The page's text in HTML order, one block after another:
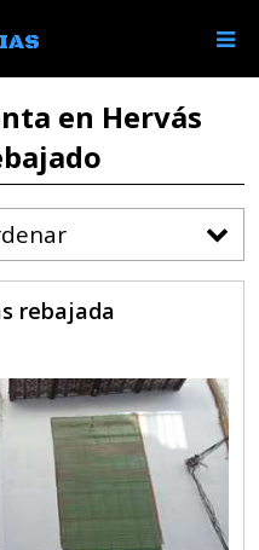
en Hervás
rebajada